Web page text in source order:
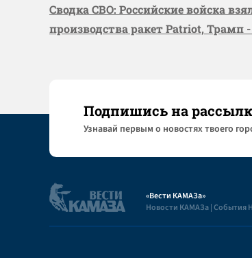
Сводка СВО: Российские войска
производства ракет Patriot, Трамп
Подпишись на
Узнaвай первым о новостях твоего
«Вести КАМАЗа»
Новости КАМАЗа | События